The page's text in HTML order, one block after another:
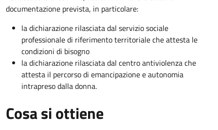
documentazione prevista, in particolare:
la dichiarazione rilasciata dal servizio sociale
professionale di riferimento territoriale che attesta le
condizioni di bisogno
la dichiarazione rilasciata dal centro antiviolenza che
attesta il percorso di emancipazione e autonomia
intrapreso dalla donna.
Cosa si ottiene